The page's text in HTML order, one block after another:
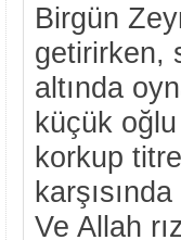
Birgün
getirirken,
altında
küçük
korkup
Ve Allah